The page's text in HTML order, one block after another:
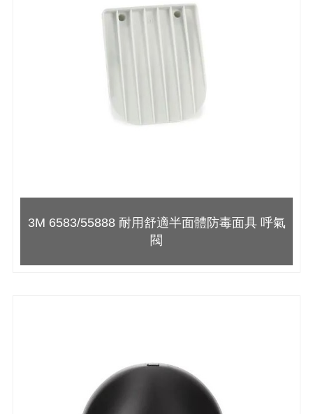
3M 6583/55888 耐用舒適半面體防毒面具 呼氣
閥